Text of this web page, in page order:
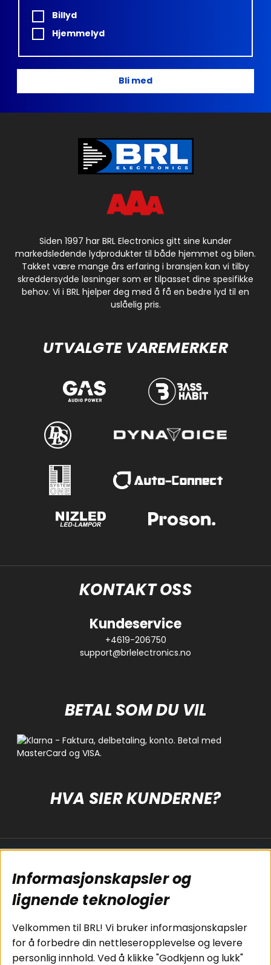
Billyd
Hjemmelyd
Bli med
Siden 1997 har BRL Electronics gitt sine kunder
markedsledende lydprodukter til både hjemmet og bilen.
Takket være mange års erfaring i bransjen kan vi tilby
skreddersydde løsninger som er tilpasset dine spesifikke
behov. Vi i BRL hjelper deg med å få en bedre lyd til en
uslåelig pris.
UTVALGTE VAREMERKER
KONTAKT OSS
Kundeservice
+4619-206750
support@brlelectronics.no
BETAL SOM DU VIL
HVA SIER KUNDERNE?
Koblingsguide for
subwoofers
Tilkobling av
bilforsterker
Koblingsguide for
midbasser
Cookies
Kjøpsvilkår
Personvernpolicy
Service / Garanti /
Retur
Informasjonskapsler og
lignende teknologier
Velkommen til BRL! Vi bruker informasjonskapsler
for å forbedre din nettleseropplevelse og levere
personlig innhold. Ved å klikke "Godkjenn og lukk"